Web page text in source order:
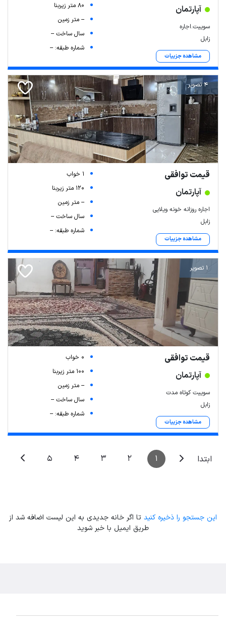
آپارتمان
سوییت‌.اجاره
زابل
مشاهده جزییات
80 متر زیربنا
-- متر زمین
سال ساخت --
شماره طبقه: --
4 تصویر
قیمت توافقی
آپارتمان
اجاره روزانه خونه ویلایی
زابل
مشاهده جزییات
1 خواب
120 متر زیربنا
-- متر زمین
سال ساخت --
شماره طبقه: --
1 تصویر
قیمت توافقی
آپارتمان
سوییت کوتاه مدت
زابل
مشاهده جزییات
0 خواب
100 متر زیربنا
-- متر زمین
سال ساخت --
شماره طبقه: --
ابتدا 1
2
3
4
5
این جستجو را ذخیره کنید تا اگر خانه جدیدی به این لیست اضافه شد از
طریق ایمیل با خبر شوید